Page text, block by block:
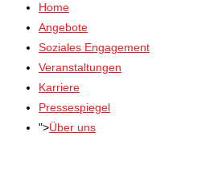
Home
Angebote
Soziales Engagement
Veranstaltungen
Karriere
Pressespiegel
">Über uns